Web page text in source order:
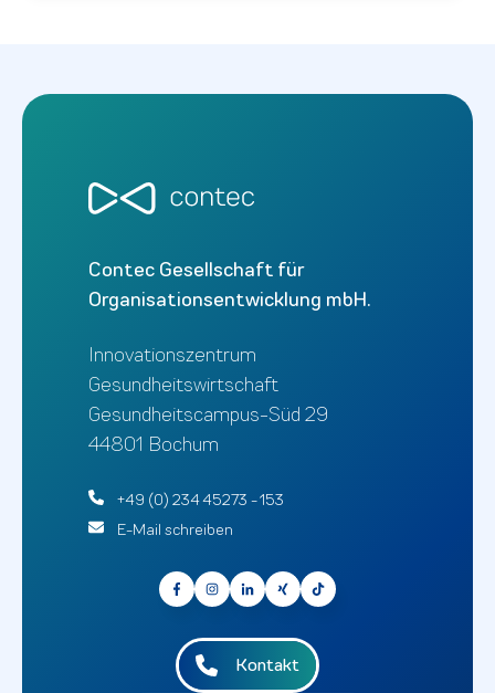
Contec Gesellschaft für
Organisationsentwicklung mbH.
Innovationszentrum
Gesundheitswirtschaft
Gesundheitscampus-Süd 29
44801 Bochum
+49 (0) 234 45273 - 153
E-Mail schreiben
Kontakt